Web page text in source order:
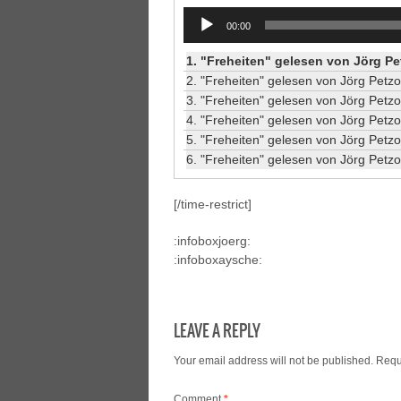
Audio
Player
00:00
1. "Freheiten" gelesen von Jörg
2. "Freheiten" gelesen von Jörg
3. "Freheiten" gelesen von Jörg
4. "Freheiten" gelesen von Jörg
5. "Freheiten" gelesen von Jörg
6. "Freheiten" gelesen von Jörg
[/time-restrict]
:infoboxjoerg:
:infoboxaysche:
LEAVE A REPLY
Your email address will not be published.